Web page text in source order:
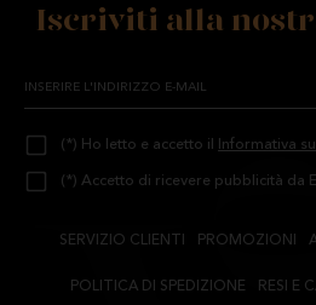
Iscriviti alla
(*) Ho letto e accetto il Informativa
(*) Accetto di ricevere pubblicità da
SERVIZIO CLIENTI PROMOZIONI
POLITICA DI SPEDIZIONE RESI E